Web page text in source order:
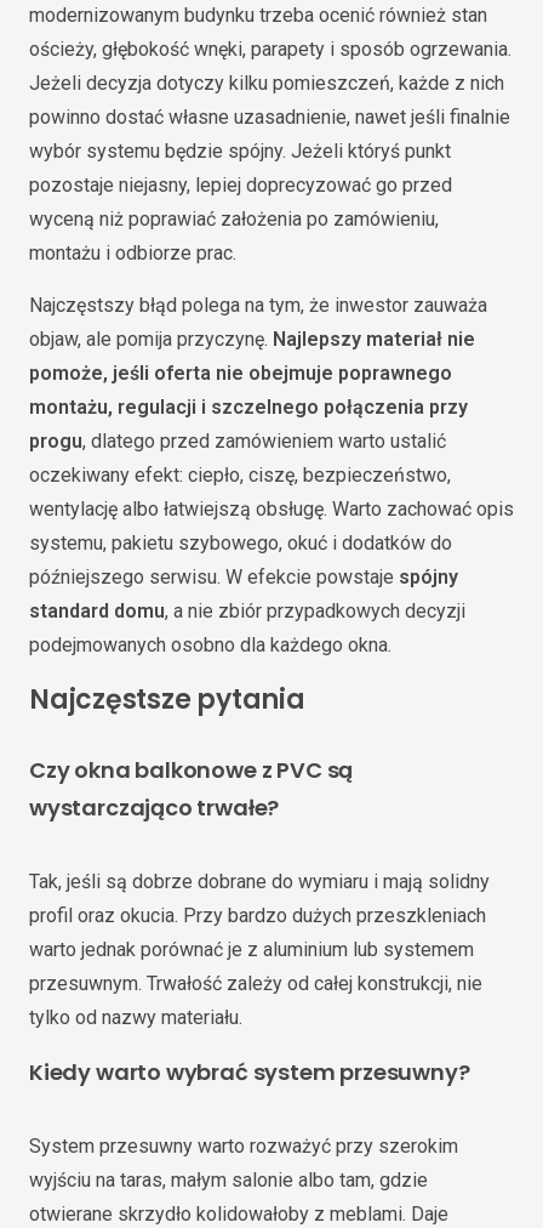
modernizowanym budynku trzeba ocenić również stan
ościeży, głębokość wnęki, parapety i sposób ogrzewania.
Jeżeli decyzja dotyczy kilku pomieszczeń, każde z nich
powinno dostać własne uzasadnienie, nawet jeśli finalnie
wybór systemu będzie spójny. Jeżeli któryś punkt
pozostaje niejasny, lepiej doprecyzować go przed
wyceną niż poprawiać założenia po zamówieniu,
montażu i odbiorze prac.
Najczęstszy błąd polega na tym, że inwestor zauważa
objaw, ale pomija przyczynę. Najlepszy materiał nie
pomoże, jeśli oferta nie obejmuje poprawnego
montażu, regulacji i szczelnego połączenia przy
progu, dlatego przed zamówieniem warto ustalić
oczekiwany efekt: ciepło, ciszę, bezpieczeństwo,
wentylację albo łatwiejszą obsługę. Warto zachować opis
systemu, pakietu szybowego, okuć i dodatków do
późniejszego serwisu. W efekcie powstaje spójny
standard domu, a nie zbiór przypadkowych decyzji
podejmowanych osobno dla każdego okna.
Najczęstsze pytania
Czy okna balkonowe z PVC są
wystarczająco trwałe?
Tak, jeśli są dobrze dobrane do wymiaru i mają solidny
profil oraz okucia. Przy bardzo dużych przeszkleniach
warto jednak porównać je z aluminium lub systemem
przesuwnym. Trwałość zależy od całej konstrukcji, nie
tylko od nazwy materiału.
Kiedy warto wybrać system przesuwny?
System przesuwny warto rozważyć przy szerokim
wyjściu na taras, małym salonie albo tam, gdzie
otwierane skrzydło kolidowałoby z meblami. Daje